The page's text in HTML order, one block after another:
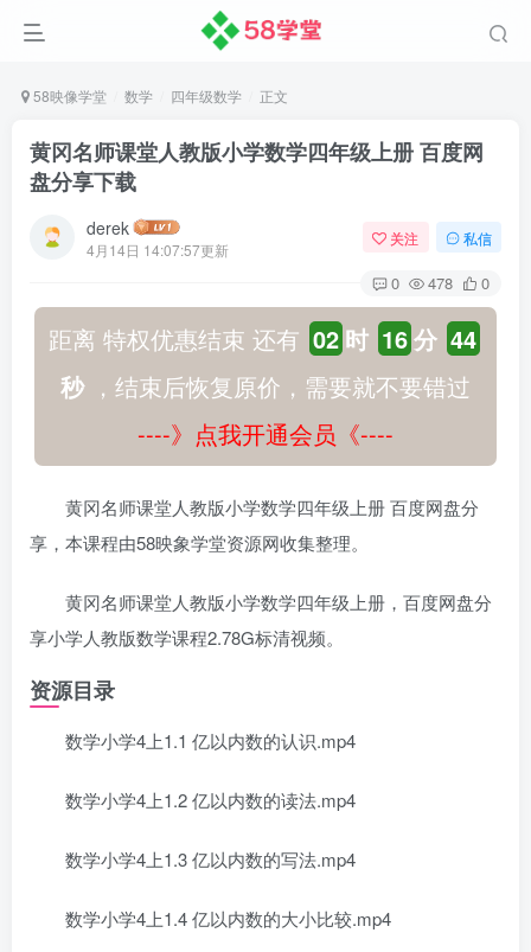
58映像学堂 数学 四年级数学 正文
黄冈名师课堂人教版小学数学四年级上册 百度网
盘分享下载
derek
4月14日 14:07:57更新
关注 私信
0 478 0
距离 特权优惠结束 还有 02 时 16分 43
秒，结束后恢复原价，需要就不要错过
----》点我开通会员《----
黄冈名师课堂人教版小学数学四年级上册 百度网盘分
享，本课程由58映象学堂资源网收集整理。
黄冈名师课堂人教版小学数学四年级上册，百度网盘分
享小学人教版数学课程2.78G标清视频。
资源目录
数学小学4上1.1 亿以内数的认识.mp4
数学小学4上1.2 亿以内数的读法.mp4
数学小学4上1.3 亿以内数的写法.mp4
数学小学4上1.4 亿以内数的大小比较.mp4